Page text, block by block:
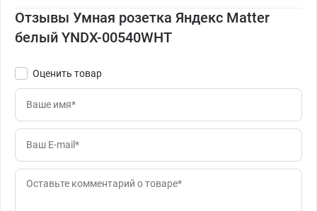
Отзывы Умная розетка Яндекс Matter
белый YNDX-00540WHT
Оценить товар